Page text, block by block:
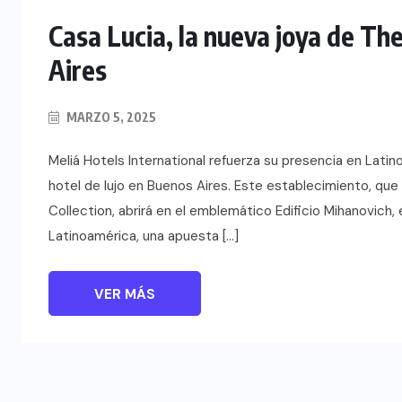
Casa Lucia, la nueva joya de
Aires
MARZO 5, 2025
Meliá Hotels International refuerza su presencia en
hotel de lujo en Buenos Aires. Este establecimiento,
Collection, abrirá en el emblemático Edificio
Latinoamérica, una apuesta […]
VER MÁS